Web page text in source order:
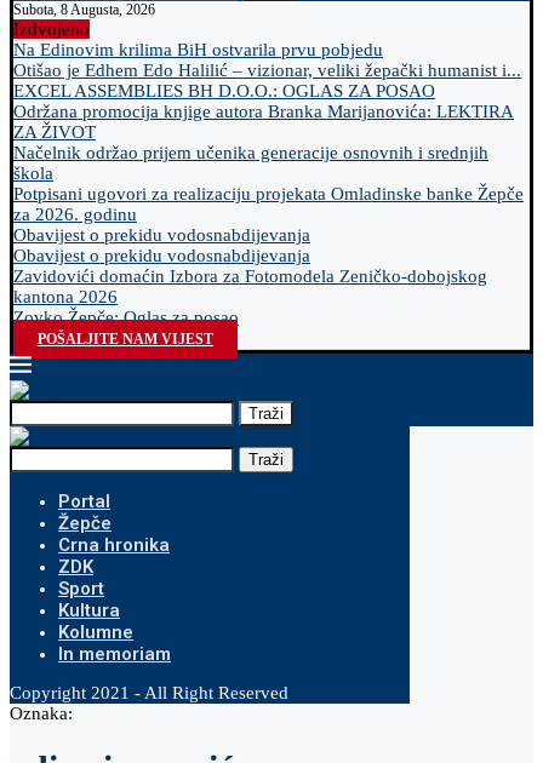
Subota, 8 Augusta, 2026
Izdvojeno
Na Edinovim krilima BiH ostvarila prvu pobjedu
Otišao je Edhem Edo Halilić – vizionar, veliki žepački humanist i...
EXCEL ASSEMBLIES BH D.O.O.: OGLAS ZA POSAO
Održana promocija knjige autora Branka Marijanovića: LEKTIRA
ZA ŽIVOT
Načelnik održao prijem učenika generacije osnovnih i srednjih
škola
Potpisani ugovori za realizaciju projekata Omladinske banke Žepče
za 2026. godinu
Obavijest o prekidu vodosnabdijevanja
Obavijest o prekidu vodosnabdijevanja
Zavidovići domaćin Izbora za Fotomodela Zeničko-dobojskog
kantona 2026
Zovko Žepče: Oglas za posao
POŠALJITE NAM VIJEST
Traži
Traži
Portal
Žepče
Crna hronika
ZDK
Sport
Kultura
Kolumne
In memoriam
Copyright 2021 - All Right Reserved
Oznaka: